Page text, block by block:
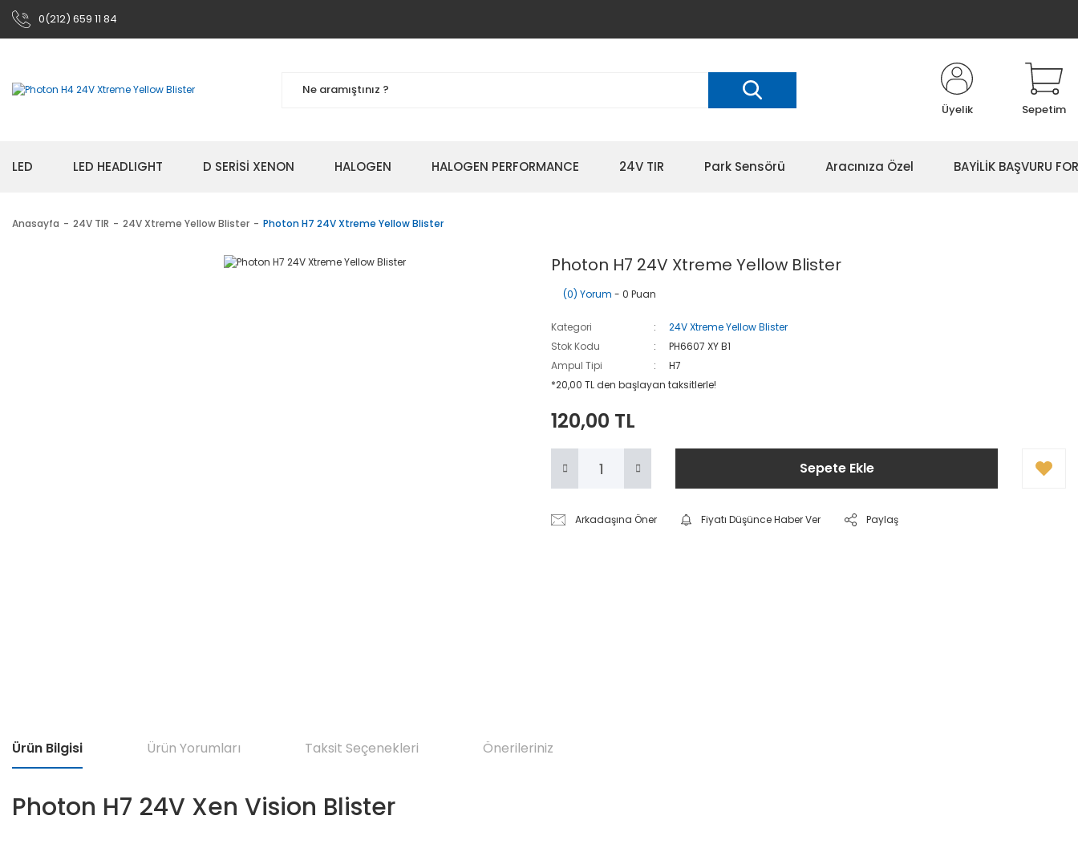
0(212) 659 11 84
Üyelik Sepetim
LED LED HEADLIGHT D SERİSİ XENON HALOGEN HALOGEN PERFORMANCE 24V TIR Park Sensörü Aracınıza Özel BAYİLİK BAŞVURU
Anasayfa 24V TIR 24V Xtreme Yellow Blister Photon H7 24V Xtreme Yellow Blister
Photon H7 24V Xtreme Yellow Blister
(0) Yorum - 0 Puan
Kategori
24V Xtreme Yellow Blister
Stok Kodu
PH6607 XY B1
Ampul Tipi
H7
*20,00 TL den başlayan taksitlerle!
120,00 TL
Sepete Ekle
Arkadaşına Öner Fiyatı Düşünce Haber Ver Paylaş
Ürün Bilgisi Ürün Yorumları Taksit Seçenekleri Önerileriniz
Photon H7 24V Xen Vision Blister